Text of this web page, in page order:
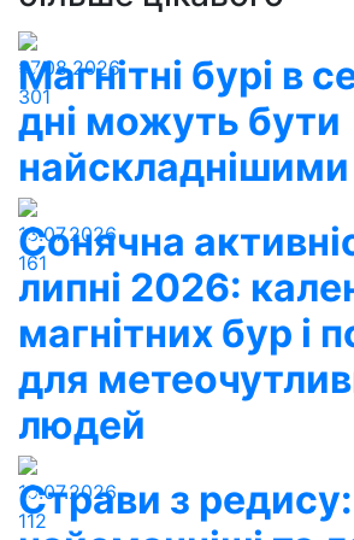
07.08.2026
301
Магнітні бурі в
дні можуть бути
найскладнішими
13.07.2026
161
Сонячна
липні 2026:
магнітних бур і
для
людей
10.07.2026
112
Страви з редису: